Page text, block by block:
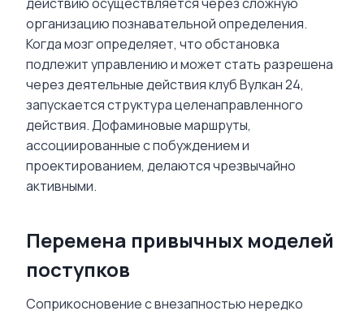
организацию познавательной определения.
Когда мозг определяет, что обстановка
подлежит управлению и может стать разрешена
через деятельные действия клуб Вулкан 24,
запускается структура целенаправленного
действия. Дофаминовые маршруты,
ассоциированные с побуждением и
проектированием, делаются чрезвычайно
активными.
Перемена привычных моделей
поступков
Соприкосновение с внезапностью нередко